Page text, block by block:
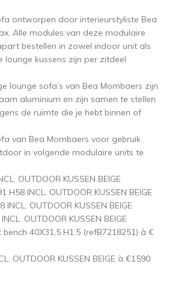
ontworpen door interieurstyliste Bea
Alle modules van deze modulaire
bestellen in zowel indoor unit als
lounge kussens zijn per zitdeel
lounge sofa’s van Bea Mombaers zijn
aluminium en zijn samen te stellen
de ruimte die je hebt binnen of
van Bea Mombaers voor gebruik
in volgende modulaire units te
OUTDOOR KUSSEN BEIGE
H58 INCL. OUTDOOR KUSSEN BEIGE
OUTDOOR KUSSEN BEIGE
OUTDOOR KUSSEN BEIGE
40X31,5 H1,5 (refB7218251) à €
OUTDOOR KUSSEN BEIGE à €1590